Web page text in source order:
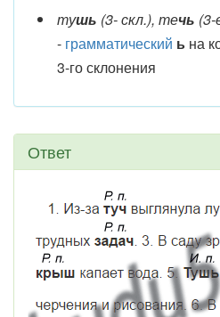
тушь (3- скл.), течь (3-
- грамматический ьна
3-го склонения
Ответ